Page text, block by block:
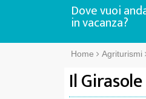
Dove vuoi
in vacanza?
Home Agriturismi
Il